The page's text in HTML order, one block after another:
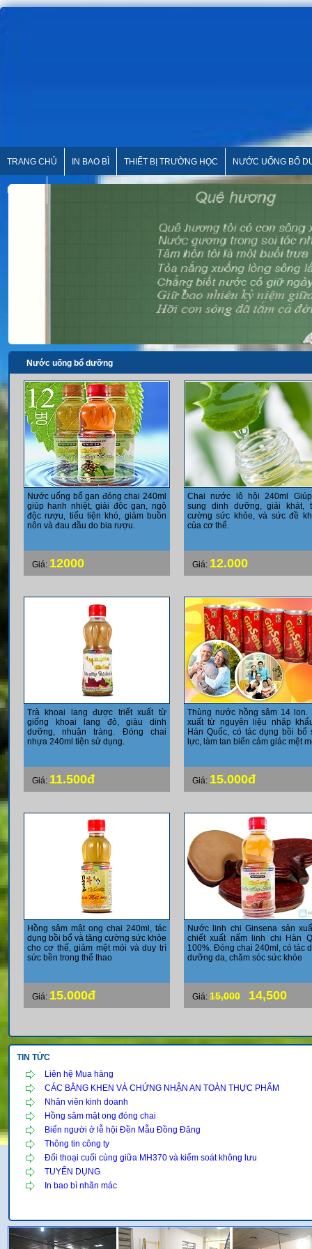
TRANG CHỦ IN BAO BÌ THIẾT BỊ TRƯỜNG HỌC NƯỚC UỐNG BỔ
Nước uống bổ dưỡng
Nước uống bổ gan đóng chai 240ml
giúp hanh nhiệt, giải độc gan, ngộ
độc rượu, tiểu tiện khó, giảm buồn
nôn và đau đầu do bia rượu.
Giá: 12000
Chai nước lô hội 240ml
sung dinh dưỡng, giải khát,
cường sức khỏe, và sức đề
của cơ thể.
Giá: 12.000
Trà khoai lang được triết xuất từ
giống khoai lang đỏ, giàu dinh
dưỡng, nhuận tràng. Đóng chai
nhựa 240ml tiện sử dụng.
Giá: 11.500đ
Thùng nước hồng sâm 14 lon.
xuất từ nguyên liệu nhập
Hàn Quốc, có tác dụng bồi bổ
lực, làm tan biến cảm giác mệt
Giá: 15.000đ
Hồng sâm mật ong chai 240ml, tác
dụng bồi bổ và tăng cường sức khỏe
cho cơ thế, giảm mệt mỏi và duy trì
sức bền trong thể thao
Giá: 15.000đ
Nước linh chi Ginsena sản
chiết xuất nấm linh chi Hàn
100%. Đóng chai 240ml, có tác
dưỡng da, chăm sóc sức khỏe
Giá: 15,000 14,500
TIN TỨC
Liên hệ Mua hàng
CÁC BẰNG KHEN VÀ CHỨNG NHẬN AN TOÀN THỰC PHẨM
Nhân viên kinh doanh
Hồng sâm mật ong đóng chai
Biển người ở lễ hội Đền Mẫu Đồng Đăng
Thông tin công ty
Đối thoại cuối cùng giữa MH370 và kiểm soát không lưu
TUYỂN DỤNG
In bao bì nhãn mác